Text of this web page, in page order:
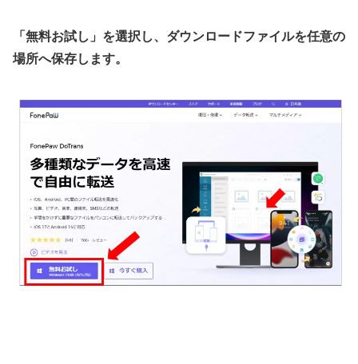
「無料お試し」を選択し、ダウンロードファイルを任意の
場所へ保存します。